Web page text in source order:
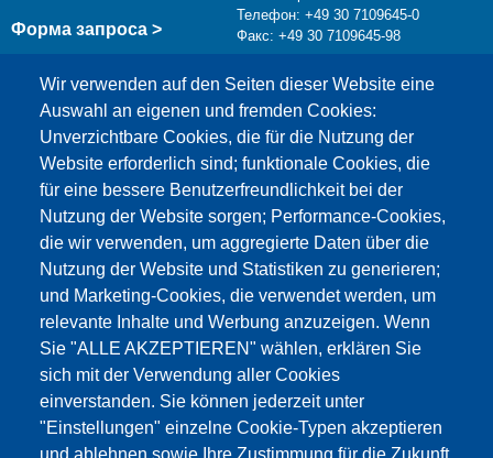
Wir verwenden auf den Seiten dieser Website eine
Auswahl an eigenen und fremden Cookies:
Unverzichtbare Cookies, die für die Nutzung der
Website erforderlich sind; funktionale Cookies, die
für eine bessere Benutzerfreundlichkeit bei der
Nutzung der Website sorgen; Performance-Cookies,
die wir verwenden, um aggregierte Daten über die
Nutzung der Website und Statistiken zu generieren;
und Marketing-Cookies, die verwendet werden, um
relevante Inhalte und Werbung anzuzeigen. Wenn
Sie "ALLE AKZEPTIEREN" wählen, erklären Sie
sich mit der Verwendung aller Cookies
einverstanden. Sie können jederzeit unter
"Einstellungen" einzelne Cookie-Typen akzeptieren
Форма запроса >
Телефон: +49 30 7109645-0
Факс: +49 30 7109645-98
info@testing.de
Этот материал заблокирован, потому что
файлы cookie Google Maps не были приняты.
НЕОБХОДИМО ПРИНЯТЬ ТОЛЬКО
ФАЙЛЫ COOKIE GOOGLE MAPS.
Alle Cookies akzeptieren